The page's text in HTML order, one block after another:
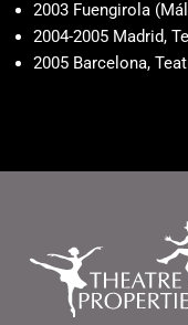
2003 Fuengirola
2004-2005 Madrid,
2005 Barcelona,